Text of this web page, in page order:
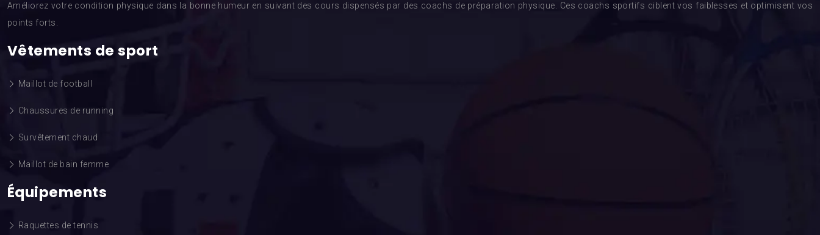
Améliorez votre condition physique dans la bonne humeur en suivant des cours dispensés par des coachs de préparation physique. Ces coachs sportifs ciblent vos faiblesses et optimisent vos
points forts.
Vêtements de sport
Maillot de football
Chaussures de running
Survêtement chaud
Maillot de bain femme
Équipements
Raquettes de tennis